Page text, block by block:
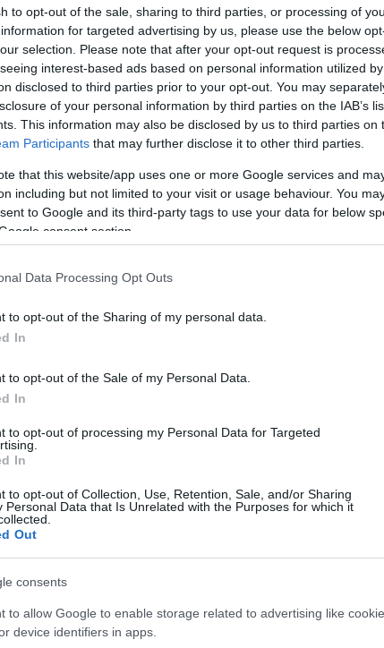
to opt-out of the sale, sharing to third parties, or processing of
for targeted advertising by us, please use the below
selection. Please note that after your opt-out request is
interest-based ads based on personal information utilized
disclosed to third parties prior to your opt-out. You may
of your personal information by third parties on the IAB’s
This information may also be disclosed by us to third parties on
Participants that may further disclose it to other third parties.
that this website/app uses one or more Google services and
including but not limited to your visit or usage behaviour. You
to Google and its third-party tags to use your data for below
consent section.
Data Processing Opt Outs
to opt-out of the Sharing of my personal data.
In
to opt-out of the Sale of my Personal Data.
In
to opt-out of processing my Personal Data for Targeted
In
to opt-out of Collection, Use, Retention, Sale, and/or Sharing
Personal Data that Is Unrelated with the Purposes for which it
Out
consents
to allow Google to enable storage related to advertising like
device identifiers in apps.
A